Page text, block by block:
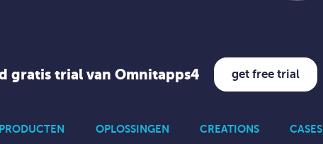
gratis trial van Omnitapps4 get free trial
PRODUCTEN OPLOSSINGEN CREATIONS CASES